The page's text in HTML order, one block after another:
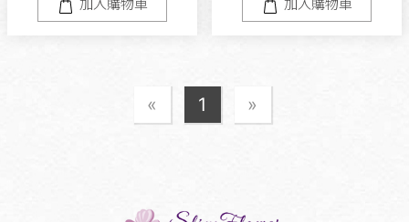
« 1 »